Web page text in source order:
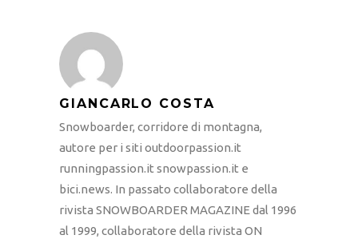
GIANCARLO COSTA
Snowboarder, corridore di montagna,
autore per i siti outdoorpassion.it
runningpassion.it snowpassion.it e
bici.news. In passato collaboratore della
rivista SNOWBOARDER MAGAZINE dal 1996
al 1999, collaboratore della rivista ON